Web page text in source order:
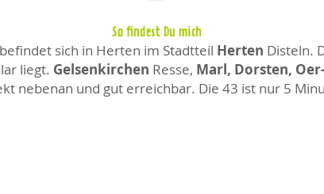
So findest Du mich
sich in Herten im Stadtteil Herten Disteln.
liegt. Gelsenkirchen Resse, Marl, Dorsten,
nebenan und gut erreichbar. Die 43 ist nur 5